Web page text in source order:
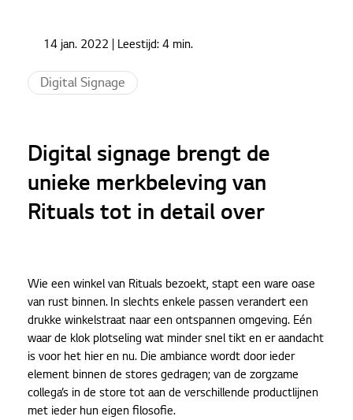
Rituals: Digital signage brengt de unieke
merkbeleving van Rituals tot in detail over
14 jan. 2022 | Leestijd: 4 min.
Digital Signage
Digital signage brengt de
unieke merkbeleving van
Rituals tot in detail over
Wie een winkel van Rituals bezoekt, stapt een ware oase
van rust binnen. In slechts enkele passen verandert een
drukke winkelstraat naar een ontspannen omgeving. Eén
waar de klok plotseling wat minder snel tikt en er aandacht
is voor het hier en nu. Die ambiance wordt door ieder
element binnen de stores gedragen; van de zorgzame
collega’s in de store tot aan de verschillende productlijnen
met ieder hun eigen filosofie.